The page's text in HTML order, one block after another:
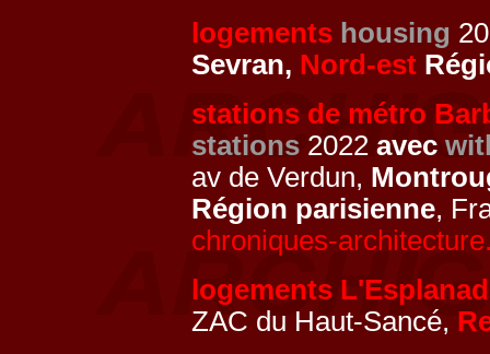
logements housing
Sevran, Nord-est
stations de métro
stations 2022 avec
av de Verdun,
Région parisienne,
chroniques-
logements
ZAC du Haut-Sancé,